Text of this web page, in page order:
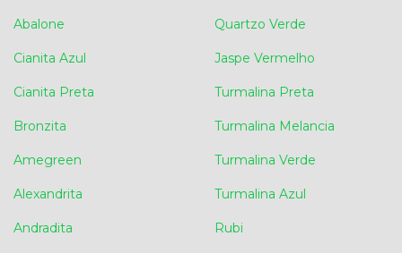
Abalone
Cianita Azul
Cianita Preta
Bronzita
Amegreen
Alexandrita
Andradita
Quartzo Verde
Jaspe Vermelho
Turmalina Preta
Turmalina Melancia
Turmalina Verde
Turmalina Azul
Rubi